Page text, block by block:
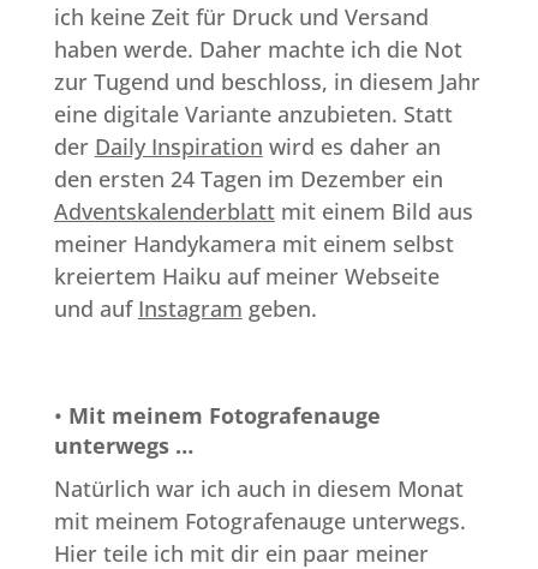
ich keine Zeit für Druck und Versand
haben werde. Daher machte ich die Not
zur Tugend und beschloss, in diesem Jahr
eine digitale Variante anzubieten. Statt
der Daily Inspiration wird es daher an
den ersten 24 Tagen im Dezember ein
Adventskalenderblattmit einem Bild aus
meiner Handykamera mit einem selbst
kreiertem Haiku auf meiner Webseite
und auf Instagram geben.
• Mit meinem Fotografenauge
unterwegs …
Natürlich war ich auch in diesem Monat
mit meinem Fotografenauge unterwegs.
Hier teile ich mit dir ein paar meiner